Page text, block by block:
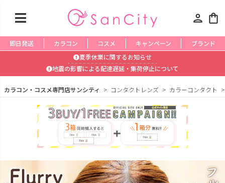
person shopping_bag
即日発送 カラコン コスメ キャンペーン
ブランド
夏季休業に関するお知らせ
地震の影響による配達遅延・集荷停止について
カラコン・コスメ専門店サンシティ コンタクトレンズ カラーコンタクト